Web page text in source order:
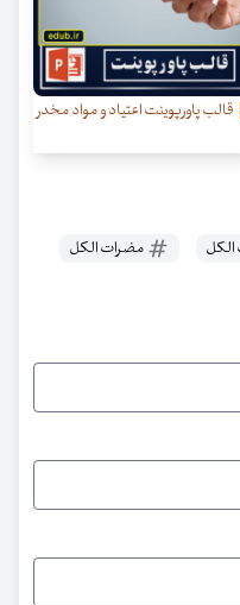
قالب پاورپوینت اعتیاد و مواد مخدر
مضرات الکل